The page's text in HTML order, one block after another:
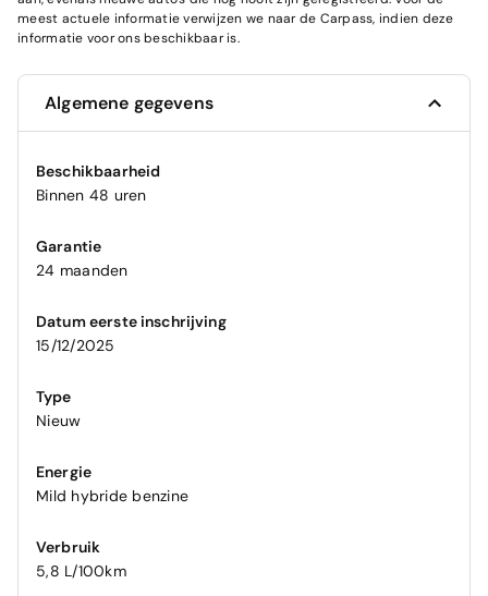
meest actuele informatie verwijzen we naar de Carpass, indien deze
informatie voor ons beschikbaar is.
Algemene gegevens
Beschikbaarheid
Binnen 48 uren
Garantie
24 maanden
Datum eerste inschrijving
15/12/2025
Type
Nieuw
Energie
Mild hybride benzine
Verbruik
5,8 L/100km